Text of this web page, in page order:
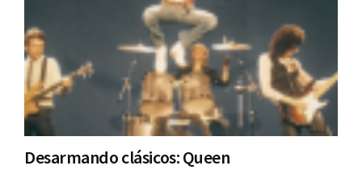
Desarmando clásicos: Queen